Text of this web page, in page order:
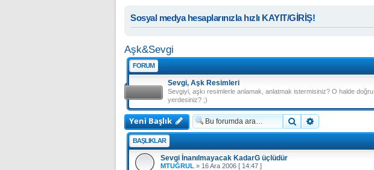
Sosyal medya hesaplarınızla hızlı KAYIT/GİRİŞ!
Aşk&Sevgi
FORUM
Sevgi, Aşk Resimleri
Sevgiyi, aşkı resimlerle anlamak, anlatmak istermisiniz? O halde doğru
yerdesiniz? ;)
Yeni Başlık Ara
BAŞLIKLAR
Sevgi İnanılmayacak KadarG üçlüdür
MTUĞRUL » 16 Ara 2006 [ 14:47 ]